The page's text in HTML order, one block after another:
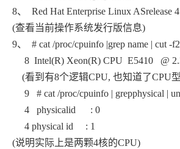
8、 Red Hat Enterprise Linux ASrelease
(查看当前操作系统发行版信息)
9、 # cat /proc/cpuinfo |grep name | cut -
8 Intel(R) Xeon(R) CPU E5410 @
(看到有8个逻辑CPU, 也知道了CPU
9 # cat /proc/cpuinfo | grepphysical |
4 physicalid : 0
4 physical id : 1
(说明实际上是两颗4核的CPU)